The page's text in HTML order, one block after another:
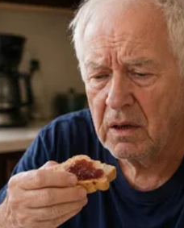
način.
koje dugo nisu
ponovo počinje da
period. Mnogi su davali
a pojedini pripadnici ovog